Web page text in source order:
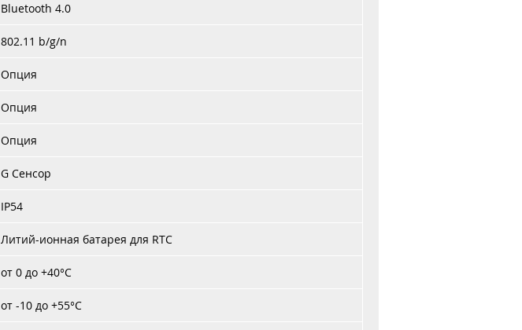
Bluetooth 4.0
802.11 b/g/n
Опция
Опция
Опция
G Сенсор
IP54
Литий-ионная батарея для RTC
от 0 до +40°C
от -10 до +55°C